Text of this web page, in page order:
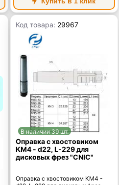
Код товара: 29967
В наличии 39 шт.
Оправка с хвостовиком
КМ4 - d22, L-229 для
дисковых фрез "CNIC"
Оправка с хвостовиком КМ4 -